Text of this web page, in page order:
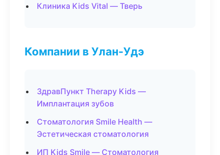
Клиника Kids Vital — Тверь
Компании в Улан-Удэ
ЗдравПункт Therapy Kids —
Имплантация зубов
Стоматология Smile Health —
Эстетическая стоматология
ИП Kids Smile — Стоматология